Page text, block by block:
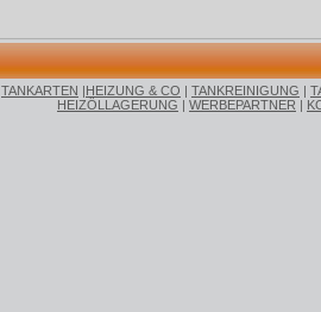
TANKARTEN |HEIZUNG & CO | TANKREINIGUNG |
HEIZÖLLAGERUNG | WERBEPARTNER |